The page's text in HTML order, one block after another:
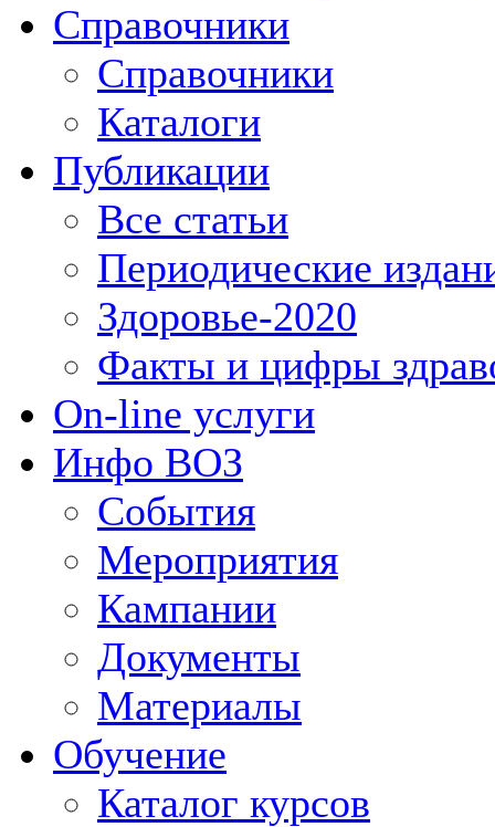
Справочники
Справочники
Каталоги
Публикации
Все статьи
Периодические
Здоровье-2020
Факты и цифры
On-line услуги
Инфо ВОЗ
События
Мероприятия
Кампании
Документы
Материалы
Обучение
Каталог курсов